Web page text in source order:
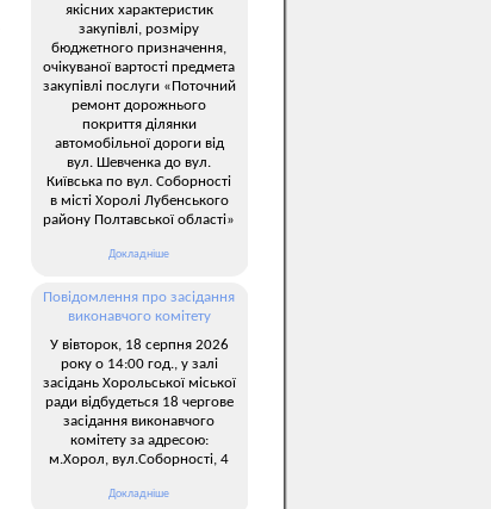
якісних характеристик
закупівлі, розміру
бюджетного призначення,
очікуваної вартості предмета
закупівлі послуги «Поточний
ремонт дорожнього
покриття ділянки
автомобільної дороги від
вул. Шевченка до вул.
Київська по вул. Соборності
в місті Хоролі Лубенського
району Полтавської області»
Докладніше
Повідомлення про засідання
виконавчого комітету
У вівторок, 18 серпня 2026
року о 14:00 год., у залі
засідань Хорольської міської
ради відбудеться 18 чергове
засідання виконавчого
комітету за адресою:
м.Хорол, вул.Соборності, 4
Докладніше